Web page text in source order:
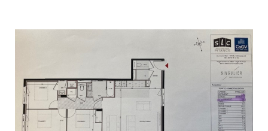
VOIR LE BIEN